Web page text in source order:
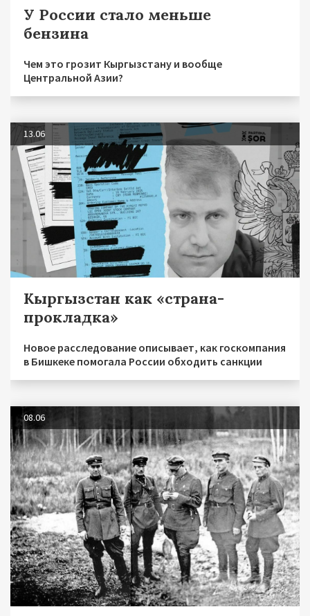
У России стало меньше
бензина
Чем это грозит Кыргызстану и вообще
Центральной Азии?
13.06
Кыргызстан как «страна-
прокладка»
Новое расследование описывает, как госкомпания
в Бишкеке помогала России обходить санкции
08.06